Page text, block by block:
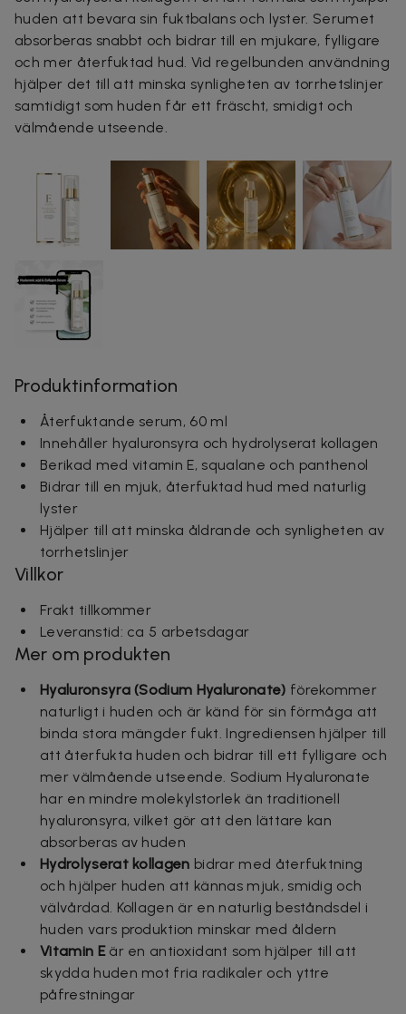
huden att bevara sin fuktbalans och lyster. Serumet
absorberas snabbt och bidrar till en mjukare, fylligare
och mer återfuktad hud. Vid regelbunden användning
hjälper det till att minska synligheten av torrhetslinjer
samtidigt som huden får ett fräscht, smidigt och
välmående utseende.
Produktinformation
Återfuktande serum, 60 ml
Innehåller hyaluronsyra och hydrolyserat kollagen
Berikad med vitamin E, squalane och panthenol
Bidrar till en mjuk, återfuktad hud med naturlig
lyster
Hjälper till att minska åldrande och synligheten av
torrhetslinjer
Villkor
Frakt tillkommer
Leveranstid: ca 5 arbetsdagar
Mer om produkten
Hyaluronsyra (Sodium Hyaluronate) förekommer
naturligt i huden och är känd för sin förmåga att
binda stora mängder fukt. Ingrediensen hjälper till
att återfukta huden och bidrar till ett fylligare och
mer välmående utseende. Sodium Hyaluronate
har en mindre molekylstorlek än traditionell
hyaluronsyra, vilket gör att den lättare kan
absorberas av huden
Hydrolyserat kollagen bidrar med återfuktning
och hjälper huden att kännas mjuk, smidig och
välvårdad. Kollagen är en naturlig beståndsdel i
huden vars produktion minskar med åldern
Vitamin Eär en antioxidant som hjälper till att
skydda huden mot fria radikaler och yttre
påfrestningar